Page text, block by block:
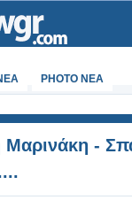
PHOTO NEA
Μαρινάκη -